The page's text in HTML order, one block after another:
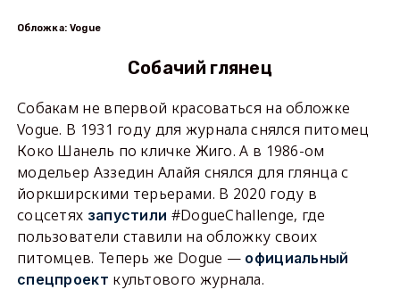
Обложка: Vogue
Собачий глянец
Собакам не впервой красоваться на обложке
Vogue. В 1931 году для журнала снялся питомец
Коко Шанель по кличке Жиго. А в 1986-ом
модельер Аззедин Алайя снялся для глянца с
йоркширскими терьерами. В 2020 году в
соцсетях запустили #DogueChallenge, где
пользователи ставили на обложку своих
питомцев. Теперь же Dogue — официальный
спецпроект культового журнала.